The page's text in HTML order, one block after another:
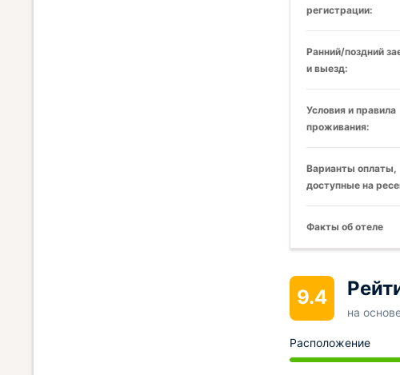
регистрации:
Ранний/поздний
и выезд:
Условия и правила
проживания:
Варианты оплаты,
доступные на
Факты об отеле
9.4
на
Расположение